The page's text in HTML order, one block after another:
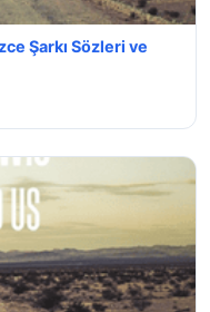
Şarkı Sözleri ve